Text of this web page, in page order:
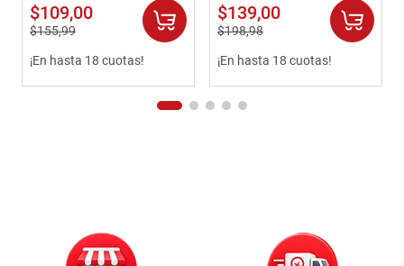
$109,00
$155,99
¡En hasta 18 cuotas!
$139,00
$198,98
¡En hasta 18 cuotas!